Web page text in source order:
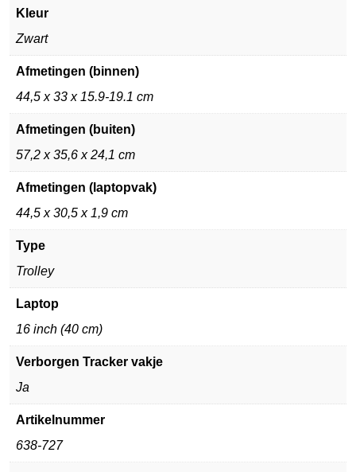
Kleur
Zwart
Afmetingen (binnen)
44,5 x 33 x 15.9-19.1 cm
Afmetingen (buiten)
57,2 x 35,6 x 24,1 cm
Afmetingen (laptopvak)
44,5 x 30,5 x 1,9 cm
Type
Trolley
Laptop
16 inch (40 cm)
Verborgen Tracker vakje
Ja
Artikelnummer
638-727